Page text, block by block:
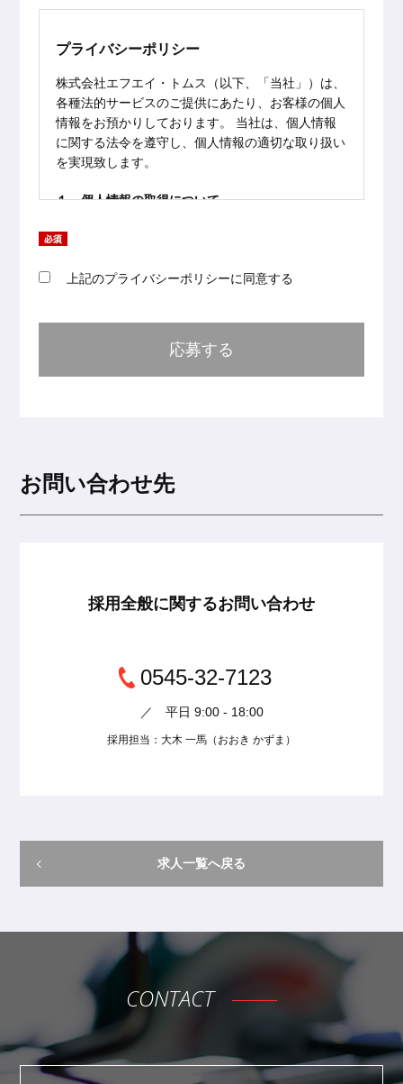
プライバシーポリシー
株式会社エフエイ・トムス（以下、「当社」）は、
各種法的サービスのご提供にあたり、お客様の個人
情報をお預かりしております。 当社は、個人情報
に関する法令を遵守し、個人情報の適切な取り扱い
を実現致します。
１．個人情報の取得について
当社は、偽りその他不正の手段によらず適正に個人
当社は、個人情報を以下の利用目的の達成に必要な
範囲内で、利用致します。 以下に定めのない目的
で個人情報を利用する場合、あらかじめご本人の同
としての利用
つ適切な措置を講じます。
当社は、個人情報の取り扱いの全部または一部を第
三者に委託する場合は、当該第三者について厳正な
調査を行い、取り扱いを委託された個人情報の安全
切な監督を行います。
ことなく、第三者に提供致しません。
の請求がある場合、速やかに開示を致します。 そ
の際、ご本人であることが確認できない場合には、
開示に応じません。 個人情報の内容に誤りがあ
り、ご本人から訂正・追加・削除の請求がある場
合、調査の上、速やかにこれらの請求に対応致しま
す。 その際、ご本人であることが確認できない場
合には、これらの請求に応じません。
上記のプライバシーポリシーに同意する
お問い合わせ先
採用全般に関するお問い合わせ
0545-32-7123
／ 平日 9:00 - 18:00
採用担当：大木 一馬（おおき かずま）
求人一覧へ戻る
CONTACT